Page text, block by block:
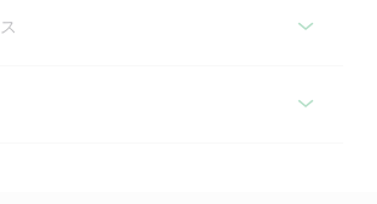
ContiRoll、Dieffenbacher CPS